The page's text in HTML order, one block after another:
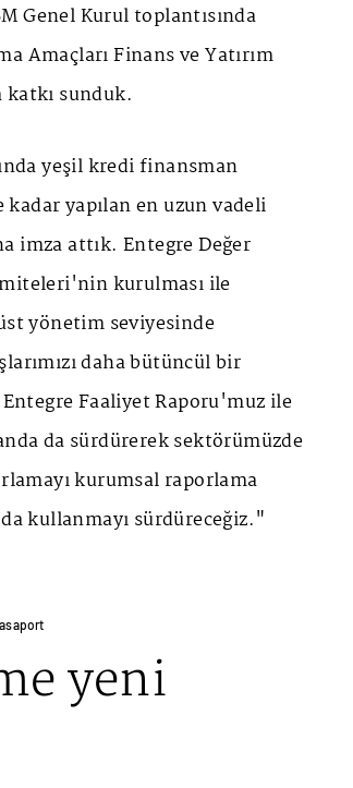
Genel Kurul toplantısında
Amaçları Finans ve Yatırım
sunduk.
yeşil kredi finansman
yapılan en uzun vadeli
imza attık. Entegre Değer
kurulması ile
yönetim seviyesinde
daha bütüncül bir
Faaliyet Raporu'muz ile
da sürdürerek sektörümüzde
kurumsal raporlama
kullanmayı sürdüreceğiz."
yeni